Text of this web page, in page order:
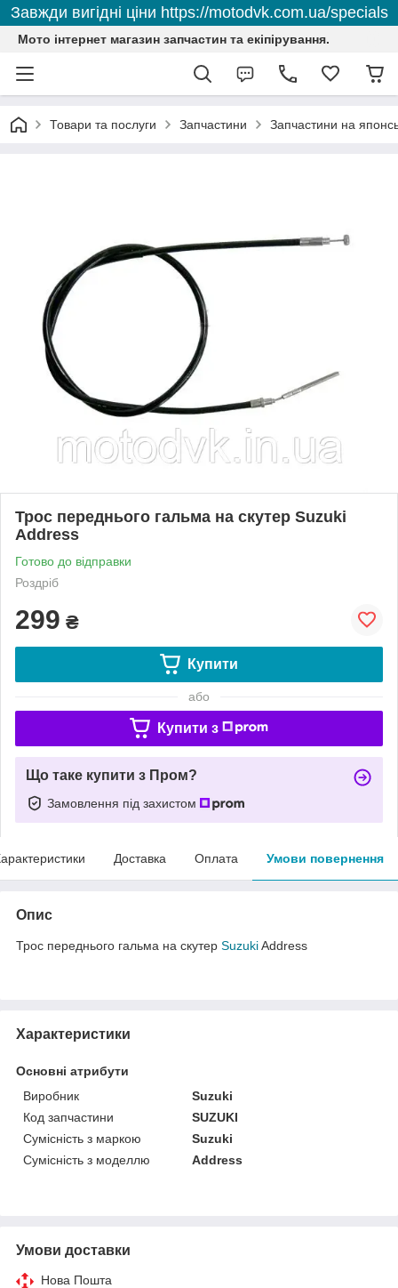
Завжди вигідні ціни https://motodvk.com.ua/specials
Мото інтернет магазин запчастин та екіпірування.
Товари та послуги Запчастини Запчастини на
Трос переднього гальма на скутер Suzuki
Address
Готово до відправки
Роздріб
299 ₴
Купити
або
Купити з
Що таке купити з Пром?
Замовлення під захистом
Доставка Оплата Умови повернення
Опис
Трос переднього гальма на скутер SuzukiAddress
Характеристики
Основні атрибути
Виробник
Suzuki
Код запчастини
SUZUKI
Сумісність з маркою
Suzuki
Сумісність з моделлю
Address
Умови доставки
Нова Пошта